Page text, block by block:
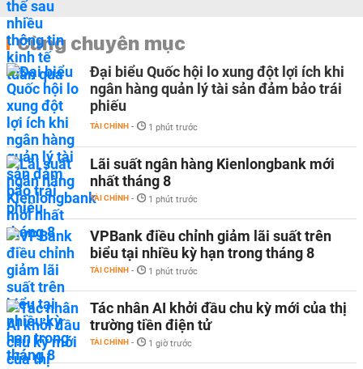
Cùng chuyên mục
Đại biểu Quốc hội lo xung đột lợi ích khi
ngân hàng quản lý tài sản đảm bảo trái
phiếu
TÀI CHÍNH - 1 phút trước
Lãi suất ngân hàng Kienlongbank mới
nhất tháng 8
TÀI CHÍNH - 1 phút trước
VPBank điều chỉnh giảm lãi suất trên
biểu tại nhiều kỳ hạn trong tháng 8
TÀI CHÍNH - 1 phút trước
Tác nhân AI khởi đầu chu kỳ mới của thị
trường tiền điện tử
TÀI CHÍNH - 1 giờ trước